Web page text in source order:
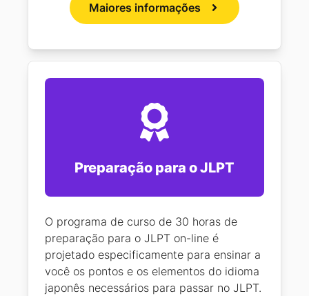
Maiores informações
Preparação para o JLPT
O programa de curso de 30 horas de
preparação para o JLPT on-line é
projetado especificamente para ensinar a
você os pontos e os elementos do idioma
japonês necessários para passar no JLPT.